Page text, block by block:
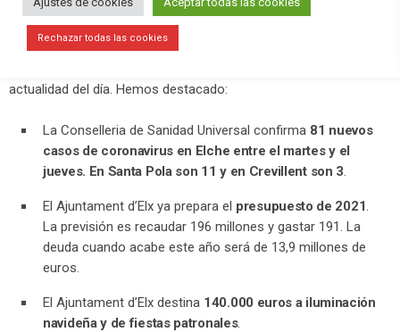
en Santa Pola y 3 en Crevillent
actualidad del día. Hemos destacado:
La Conselleria de Sanidad Universal confirma 81 nuevos
casos de coronavirus en Elche entre el martes y el
jueves. En Santa Pola son 11 y en Crevillent son 3
El Ajuntament d’Elx ya prepara el presupuesto de 2021
La previsión es recaudar 196 millones y gastar 191. La
deuda cuando acabe este año será de 13,9 millones de
euros.
El Ajuntament d’Elx destina 140.000 euros a iluminación
navideña y de fiestas patronales.
Rechazar todas las cookies